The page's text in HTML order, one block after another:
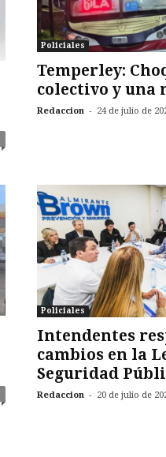
Policiales
Temperley:
colectivo y una
Redaccion - 24 de julio de
Policiales
Intendentes
cambios en la
Seguridad
Redaccion - 20 de julio de